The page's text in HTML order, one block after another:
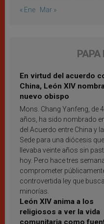
« Ene Mar »
PAPA
En virtud del acuerdo
China, León XIV
nuevo obispo
Mons. Chang Yanfeng, de
años, ha sido nombrado
del Acuerdo entre China y
Sede para una diócesis que
llevaba veinte años sin
hoy. Pero hace tres
comprometer
controvertida ley que
minorías.
León XIV anima a los
religiosos a ver la vida